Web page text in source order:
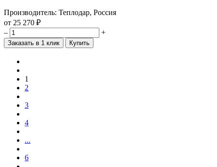
Производитель: Теплодар, Россия
от 25 270 ₽
–
+
Заказать в 1 клик Купить
1
2
3
4
...
6